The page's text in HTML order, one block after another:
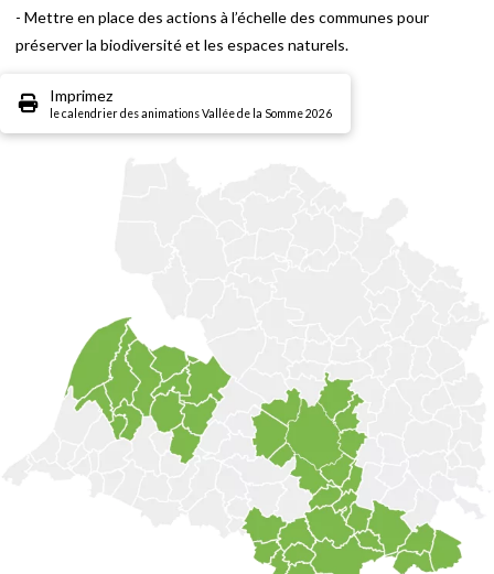
- Mettre en place des actions à l’échelle des communes pour
préserver la biodiversité et les espaces naturels.
Imprimez
le calendrier des animations Vallée de la Somme 2026